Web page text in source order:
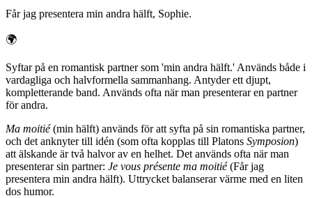
Får jag presentera min andra hälft, Sophie.
🌍
Syftar på en romantisk partner som 'min andra hälft.' Används både i
vardagliga och halvformella sammanhang. Antyder ett djupt,
kompletterande band. Används ofta när man presenterar en partner
för andra.
Ma moitié(min hälft) används för att syfta på sin romantiska partner,
och det anknyter till idén (som ofta kopplas till Platons Symposion)
att älskande är två halvor av en helhet. Det används ofta när man
presenterar sin partner: Je vous présente ma moitié(Får jag
presentera min andra hälft). Uttrycket balanserar värme med en liten
dos humor.